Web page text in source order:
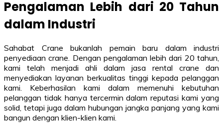
Pengalaman Lebih dari 20 Tahun
dalam Industri
Sahabat Crane bukanlah pemain baru dalam industri
penyediaan crane. Dengan pengalaman lebih dari 20 tahun,
kami telah menjadi ahli dalam jasa rental crane dan
menyediakan layanan berkualitas tinggi kepada pelanggan
kami. Keberhasilan kami dalam memenuhi kebutuhan
pelanggan tidak hanya tercermin dalam reputasi kami yang
solid, tetapi juga dalam hubungan jangka panjang yang kami
bangun dengan klien-klien kami.